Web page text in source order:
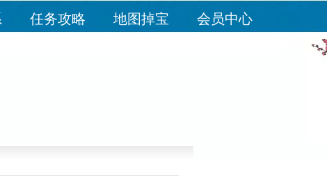
任务攻略 地图掉宝 会员中心